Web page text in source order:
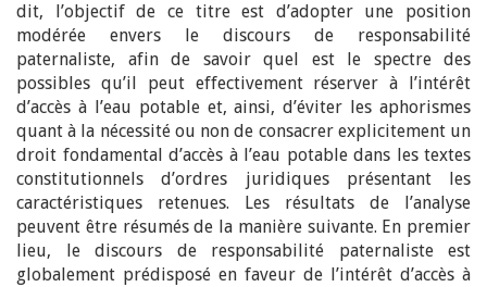
dit, l’objectif de ce titre est d’adopter une position
modérée envers le discours de responsabilité
paternaliste, afin de savoir quel est le spectre des
possibles qu’il peut effectivement réserver à l’intérêt
d’accès à l’eau potable et, ainsi, d’éviter les aphorismes
quant à la nécessité ou non de consacrer explicitement un
droit fondamental d’accès à l’eau potable dans les textes
constitutionnels d’ordres juridiques présentant les
caractéristiques retenues. Les résultats de l’analyse
peuvent être résumés de la manière suivante. En premier
lieu, le discours de responsabilité paternaliste est
globalement prédisposé en faveur de l’intérêt d’accès à